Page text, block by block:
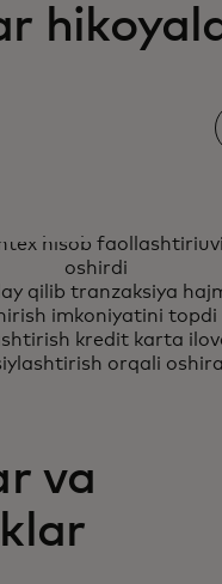
Magic
ket
opens in a new tab
hisob
oshirdi
qilib tranzaksiya
imkoniyatini topdi
kredit karta
orqali
va